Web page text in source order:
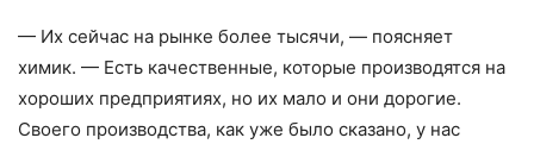
— Их сейчас на рынке более тысячи, — поясняет
химик. — Есть качественные, которые производятся на
хороших предприятиях, но их мало и они дорогие.
Своего производства, как уже было сказано, у нас